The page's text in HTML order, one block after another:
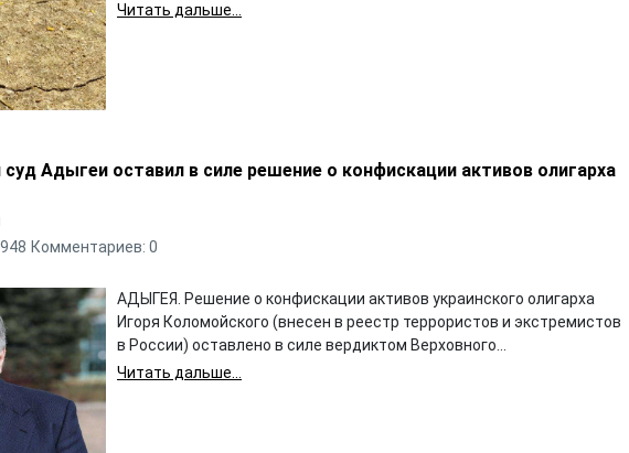
Читать дальше...
Адыгеи оставил в силе решение о конфискации активов олигарха
Комментариев: 0
АДЫГЕЯ. Решение о конфискации активов украинского олигарха
Игоря Коломойского (внесен в реестр террористов и экстремистов
в России) оставлено в силе вердиктом Верховного...
Читать дальше...